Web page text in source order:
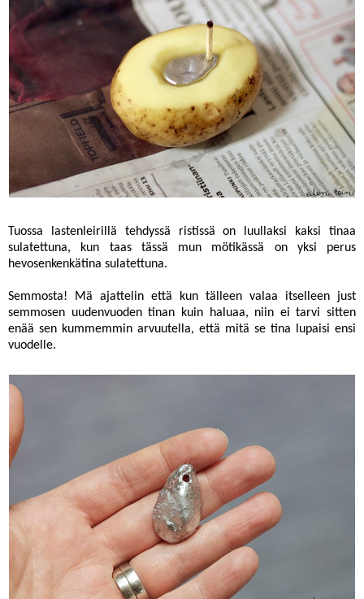
Tuossa lastenleirillä tehdyssä ristissä on luullaksi kaksi tinaa
sulatettuna, kun taas tässä mun mötikässä on yksi perus
hevosenkenkätina sulatettuna.
Semmosta! Mä ajattelin että kun tälleen valaa itselleen just
semmosen uudenvuoden tinan kuin haluaa, niin ei tarvi sitten
enää sen kummemmin arvuutella, että mitä se tina lupaisi ensi
vuodelle.